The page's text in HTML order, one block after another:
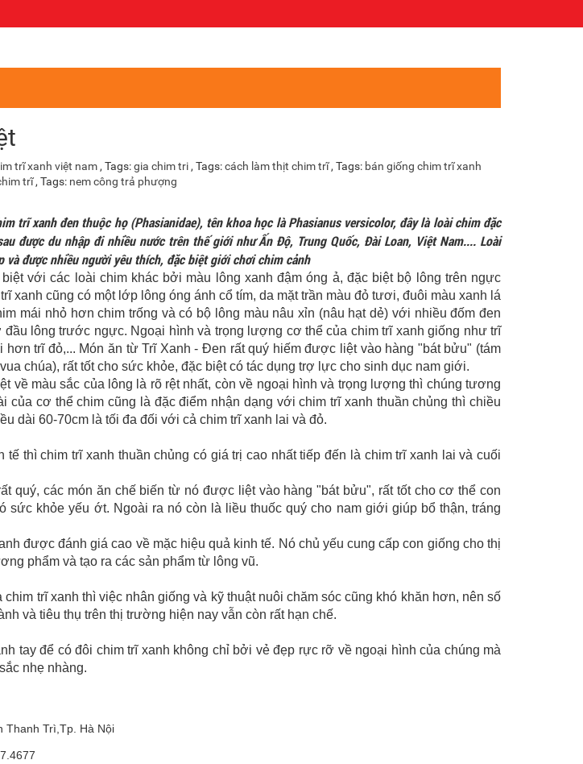
trĩ xanh việt nam , Tags:gia chim tri , Tags:cách làm thịt chim trĩ, Tags: bán giống chim trĩ xanh
trĩ, Tags: nem công trả phượng
trĩ xanh đen thuộc họ (Phasianidae), tên khoa học là Phasianus versicolor, đây là loài chim đặc
được du nhập đi nhiều nước trên thế giới như Ấn Độ, Trung Quốc, Đài Loan, Việt Nam.... Loài
và được nhiều người yêu thích, đặc biệt giới chơi chim cảnh
với các loài chim khác bởi màu lông xanh đậm óng ả, đặc biệt bộ lông trên ngực
xanh cũng có một lớp lông óng ánh cổ tím, da mặt trần màu đỏ tươi, đuôi màu xanh lá
mái nhỏ hơn chim trống và có bộ lông màu nâu xỉn (nâu hạt dẻ) với nhiều đốm đen
lông trước ngực. Ngoại hình và trọng lượng cơ thể của chim trĩ xanh giống như trĩ
hơn trĩ đỏ,... Món ăn từ Trĩ Xanh - Đen rất quý hiếm được liệt vào hàng "bát bửu" (tám
chúa), rất tốt cho sức khỏe, đặc biệt có tác dụng trợ lực cho sinh dục nam giới.
về màu sắc của lông là rõ rệt nhất, còn về ngoại hình và trọng lượng thì chúng tương
của cơ thể chim cũng là đặc điểm nhận dạng với chim trĩ xanh thuần chủng thì chiều
dài 60-70cm là tối đa đối với cả chim trĩ xanh lai và đỏ.
tế thì chim trĩ xanh thuần chủng có giá trị cao nhất tiếp đến là chim trĩ xanh lai và cuối
quý, các món ăn chế biến từ nó được liệt vào hàng "bát bửu", rất tốt cho cơ thể con
sức khỏe yếu ớt. Ngoài ra nó còn là liều thuốc quý cho nam giới giúp bổ thận, tráng
được đánh giá cao về mặc hiệu quả kinh tế. Nó chủ yếu cung cấp con giống cho thị
phẩm và tạo ra các sản phẩm từ lông vũ.
trĩ xanh thì việc nhân giống và kỹ thuật nuôi chăm sóc cũng khó khăn hơn, nên số
và tiêu thụ trên thị trường hiện nay vẫn còn rất hạn chế.
tay để có đôi chim trĩ xanh không chỉ bởi vẻ đẹp rực rỡ về ngoại hình của chúng mà
nhẹ nhàng.
Thanh Trì,Tp. Hà Nội